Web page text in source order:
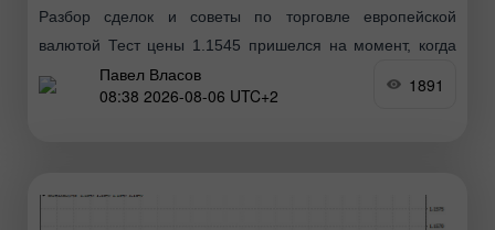
Разбор сделок и советы по торговле европейской
валютой Тест цены 1.1545 пришелся на момент, когда
индикатор MACD только начинал движение вверх от
нулевой отметки, что стало подтверждением правильной
Павел Власов
08:38 2026-08-06 UTC+2
1891